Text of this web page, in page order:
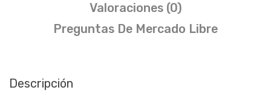
Valoraciones (0)
Preguntas De Mercado Libre
Descripción